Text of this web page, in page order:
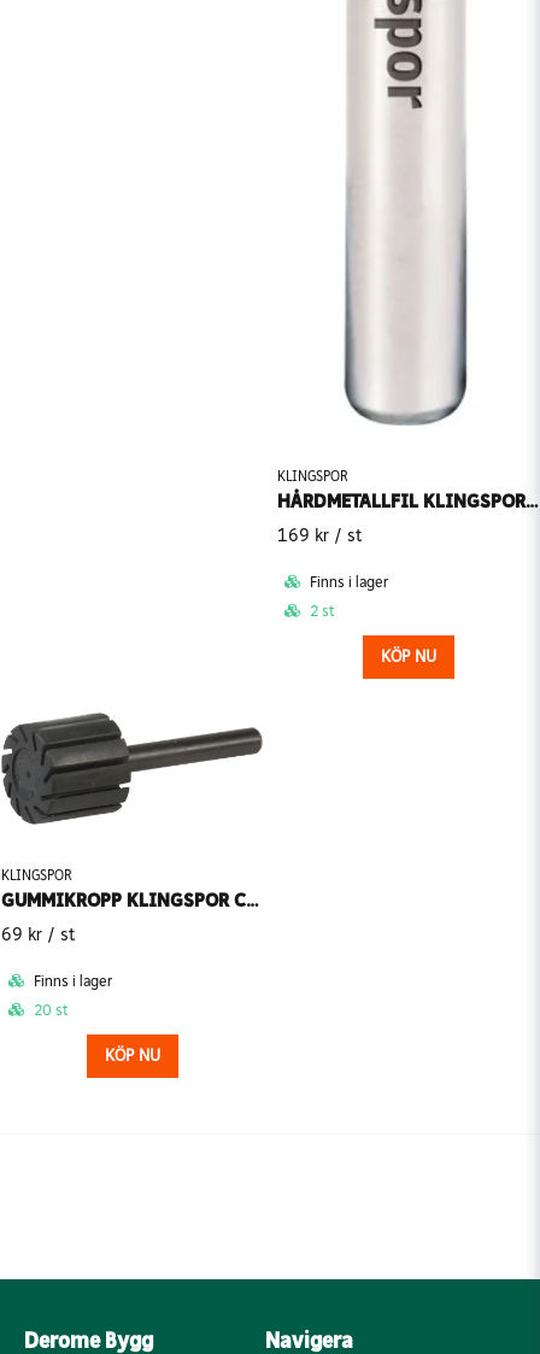
KLINGSPOR
HÅRDMETALLFIL KLINGSPOR HF 100 D KULFORMIG
169 kr / st
Finns i lager
2 st
KÖP NU
KLINGSPOR
GUMMIKROPP KLINGSPOR CYLINDRISK GK 555
69 kr / st
Finns i lager
20 st
KÖP NU
Derome Bygg Navigera